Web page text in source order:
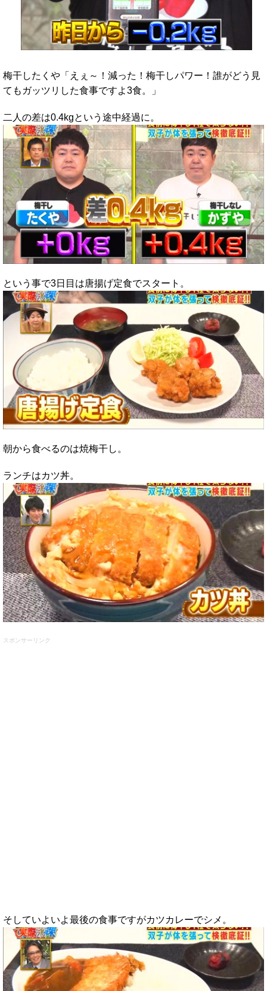
梅干したくや「えぇ～！減った！梅干しパワー！誰がどう見
てもガッツリした食事ですよ3食。」
二人の差は0.4kgという途中経過に。
という事で3日目は唐揚げ定食でスタート。
朝から食べるのは焼梅干し。
ランチはカツ丼。
スポンサーリンク
そしていよいよ最後の食事ですがカツカレーでシメ。